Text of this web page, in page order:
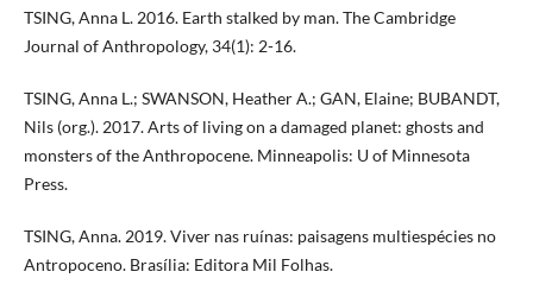
TSING, Anna L. 2016. Earth stalked by man. The Cambridge
Journal of Anthropology, 34(1): 2-16.
TSING, Anna L.; SWANSON, Heather A.; GAN, Elaine; BUBANDT,
Nils (org.). 2017. Arts of living on a damaged planet: ghosts and
monsters of the Anthropocene. Minneapolis: U of Minnesota
Press.
TSING, Anna. 2019. Viver nas ruínas: paisagens multiespécies no
Antropoceno. Brasília: Editora Mil Folhas.